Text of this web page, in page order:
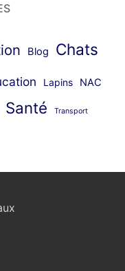
Blog Chats
Lapins NAC
Santé Transport